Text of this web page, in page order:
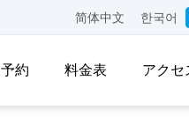
简体中文 한국어
約 料金表 アクセ